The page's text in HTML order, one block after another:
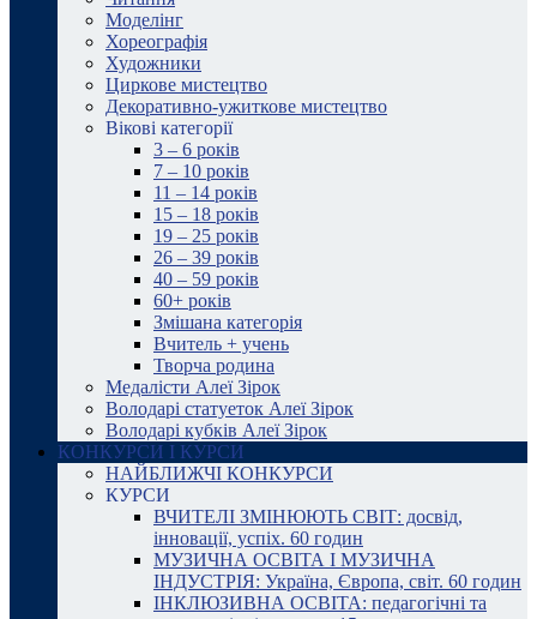
Моделінг
Хореографія
Художники
Циркове мистецтво
Декоративно-ужиткове мистецтво
Вікові категорії
3 – 6 років
7 – 10 років
11 – 14 років
15 – 18 років
19 – 25 років
26 – 39 років
40 – 59 років
60+ років
Змішана категорія
Вчитель + учень
Творча родина
Медалісти Алеї Зірок
Володарі статуеток Алеї Зірок
Володарі кубків Алеї Зірок
КОНКУРСИ І КУРСИ
НАЙБЛИЖЧІ КОНКУРСИ
КУРСИ
ВЧИТЕЛІ ЗМІНЮЮТЬ СВІТ: досвід,
інновації, успіх. 60 годин
МУЗИЧНА ОСВІТА І МУЗИЧНА
ІНДУСТРІЯ: Україна, Європа, світ. 60 годин
ІНКЛЮЗИВНА ОСВІТА: педагогічні та